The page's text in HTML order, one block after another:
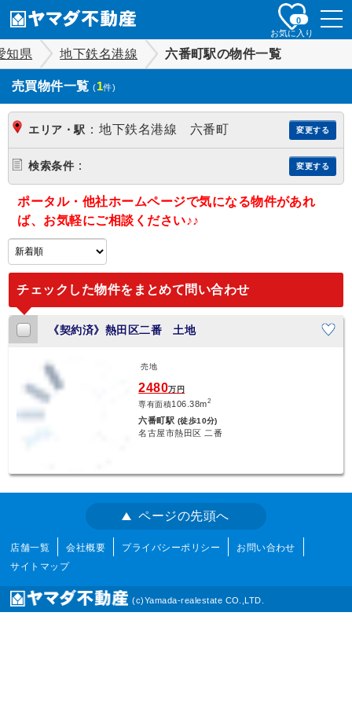
お気に入り
0
知県 地下鉄名港線 六番町駅の物件一覧
売買物件一覧 (1件)
エリア・駅 ： 地下鉄名港線 六番町 変更する
検索条件 ： 変更する
ポータル・他社ホームページで気になる物件があれ
ば、お気軽にご相談ください♪♪
チェックした物件をまとめて問い合わせ
《契約済》熱田区二番 土地
売地
2480万円
専有面積106.38m2
六番町駅 (徒歩10分)
名古屋市熱田区 二番
ページの先頭へ
店舗一覧 会社概要 プライバシーポリシー
お問い合わせ
サイトマップ
(c)Yamada-realestate CO.,LTD.